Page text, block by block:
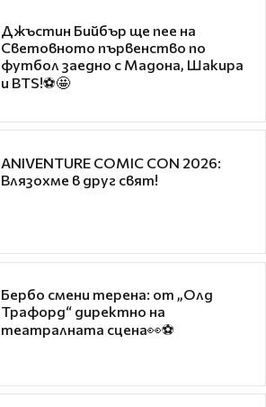
Джъстин Бийбър ще пее на
Световното първенство по
футбол заедно с Мадона, Шакира
и BTS!⚽🤩
ANIVENTURE COMIC CON 2026:
Влязохме в друг свят!
Бербо смени терена: от „Олд
Трафорд“ директно на
театралната сцена👀⚽